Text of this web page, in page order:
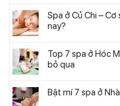
Spa ở Củ Chi –
nay?
Top 7 spa ở Hóc
bỏ qua
Bật mí 7 spa ở